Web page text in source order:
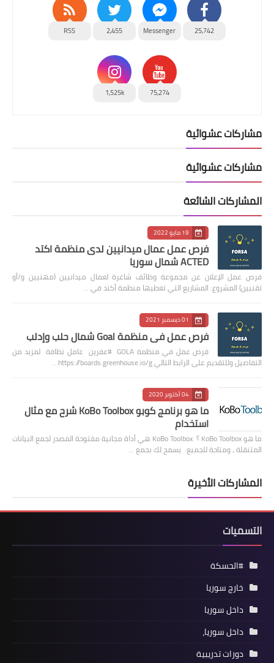
25,742
Messenger
2,455
RSS
75,274
1,525k
مشاركات عشوائية
مشاركات عشوائية
المشاركات الشائعة
19 مايو 2022
فرص عمل عمال ميدانيين لدى منظمة اكتد
ACTED شمال سوريا
فرص عمل الإعلان عن مجموعة وظائف شاغرة لعمال ميدانيين (مهنيين و/أو
تقنيين) المشروع: المشاريع التي تغطيها منظمة أكتد في …
01 ديسمبر 2021
فرص عمل في منظمة Goal شمال حلب وإدلب
فرص عمل في منظمة GOLA #عفرين عامل نظافة لمزيد من
التفاصيل وللتقديم على الرابط التالي https://boards.greenhouse.io/g…
04 أكتوبر 2020
ما هو برنامج كوبو KoBo Toolbox شرح مع مثال
استخدام
ما هو KoBo Toolbox ؟ KoBo Toolbox هي أداة مجانية مفتوحة المصدر لجمع البيانات
المتنقلة ، ومتاحة للجميع. يسمح لك بجمع …
المشاركات الأخيرة
التسميات
#الحسكة
خارج سوريا
داخل سوريا
داخل سوريا،
دورات تدريبية